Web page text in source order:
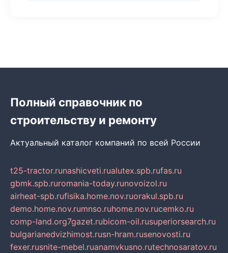
Полный справочник по
строительству и ремонту
Актуальный каталог компаний по всей России
t25-tractor.runashicveti.rualutex.spb.rufas.ru
gbmk.spb.ruromania-today.runovoizol.ru
airheat-spb.rufisika.home.nov.ruorakul.spb.ru
demo.home.nov.rumnso.ruhome.nov.rucemko.ru
comp-land.org7gazet.rubicom-oil.rusuperiorsearch.ru
bulgarianedvizhimost.rusn-hram.rusenovosti.ru
fexer.rusnite-mebel.ruanamvkusno.rutechnosaratov.ru